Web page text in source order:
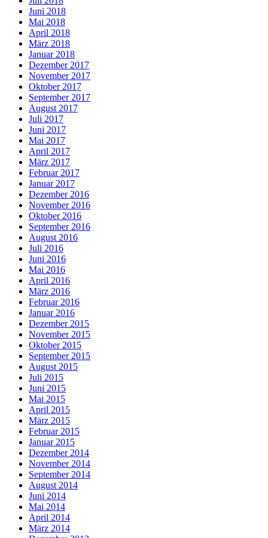
Juni 2018
Mai 2018
April 2018
März 2018
Januar 2018
Dezember 2017
November 2017
Oktober 2017
September 2017
August 2017
Juli 2017
Juni 2017
Mai 2017
April 2017
März 2017
Februar 2017
Januar 2017
Dezember 2016
November 2016
Oktober 2016
September 2016
August 2016
Juli 2016
Juni 2016
Mai 2016
April 2016
März 2016
Februar 2016
Januar 2016
Dezember 2015
November 2015
Oktober 2015
September 2015
August 2015
Juli 2015
Juni 2015
Mai 2015
April 2015
März 2015
Februar 2015
Januar 2015
Dezember 2014
November 2014
September 2014
August 2014
Juni 2014
Mai 2014
April 2014
März 2014